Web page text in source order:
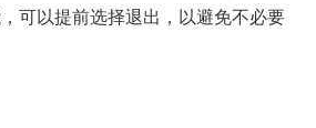
可以提前选择退出，以避免不必要